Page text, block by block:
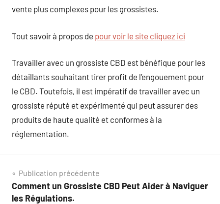
vente plus complexes pour les grossistes.
Tout savoir à propos de pour voir le site cliquez ici
Travailler avec un grossiste CBD est bénéfique pour les
détaillants souhaitant tirer profit de l’engouement pour
le CBD. Toutefois, il est impératif de travailler avec un
grossiste réputé et expérimenté qui peut assurer des
produits de haute qualité et conformes à la
réglementation.
Navigation
de
Publication précédente
Comment un Grossiste CBD Peut Aider à Naviguer
les Régulations.